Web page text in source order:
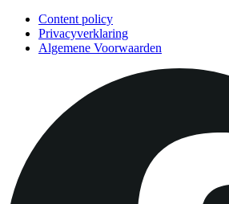
Content policy
Privacyverklaring
Algemene Voorwaarden